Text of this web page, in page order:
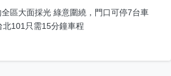
區大面採光 綠意圍繞，門口可停7台車
101只需15分鐘車程